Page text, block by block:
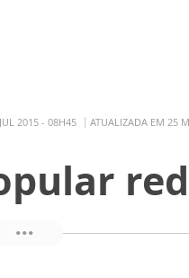
2015 - 08H45 ATUALIZADA EM 25